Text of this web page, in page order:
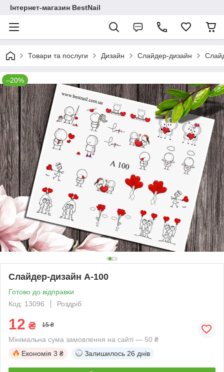
Інтернет-магазин BestNail
Товари та послуги Дизайн Слайдер-дизайн
–20%
Слайдер-дизайн A-100
Готово до відправки
Код: 13096
Роздріб
12 ₴ 15 ₴
Мінімальна сума замовлення на сайті — 50 ₴
Економія 3 ₴ Залишилось 26 днів